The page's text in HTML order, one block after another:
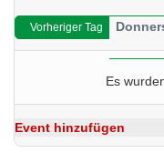
Vorheriger Tag
Es
Event hinzufügen